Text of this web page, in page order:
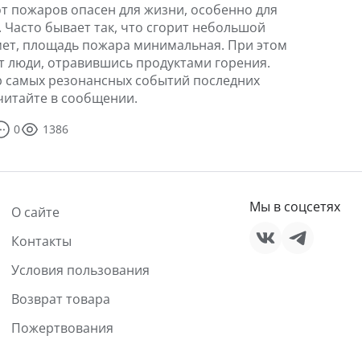
пожаров опасен для жизни, особенно для
Часто бывает так, что сгорит небольшой
площадь пожара минимальная. При этом
люди, отравившись продуктами горения.
самых резонансных событий последних
в сообщении.
0 1386
О сайте
Контакты
Условия пользования
Возврат товара
Пожертвования
Мы в соцсетях